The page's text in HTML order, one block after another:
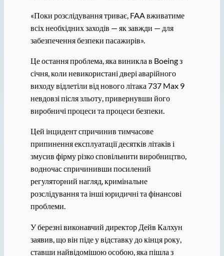
«Поки розслідування триває, FAA вживатиме
всіх необхідних заходів — як завжди — для
забезпечення безпеки пасажирів».
Це остання проблема, яка виникла в Boeing з
січня, коли невикористані двері аварійного
виходу відлетіли від нового літака 737 Max 9
невдовзі після зльоту, привернувши його
виробничі процеси та процеси безпеки.
Цей інцидент спричинив тимчасове
припинення експлуатації десятків літаків і
змусив фірму різко сповільнити виробництво,
водночас спричинивши посилений
регуляторний нагляд, кримінальне
розслідування та інші юридичні та фінансові
проблеми.
У березні виконавчий директор Дейв Калхун
заявив, що він піде у відставку до кінця року,
ставши найвідомішою особою, яка пішла з